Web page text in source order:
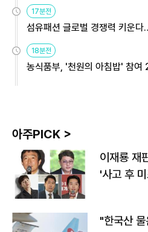
17분전
섬유패션 글로벌 경쟁력 키운
18분전
농식품부, '천원의 아침밥' 참여
아주PICK >
이재룡 재
'사고 후
"한국산